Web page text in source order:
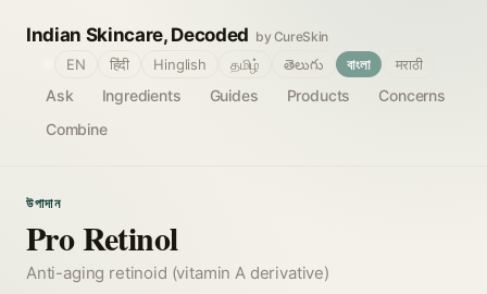
Indian Skincare, Decoded by CureSkin
Ask Ingredients Guides Products
Concerns
Combine
EN हिंदी Hinglish தமிழ் తెలుగు বাংলা मराठी
উপাদান
Pro Retinol
Anti-aging retinoid (vitamin A derivative)